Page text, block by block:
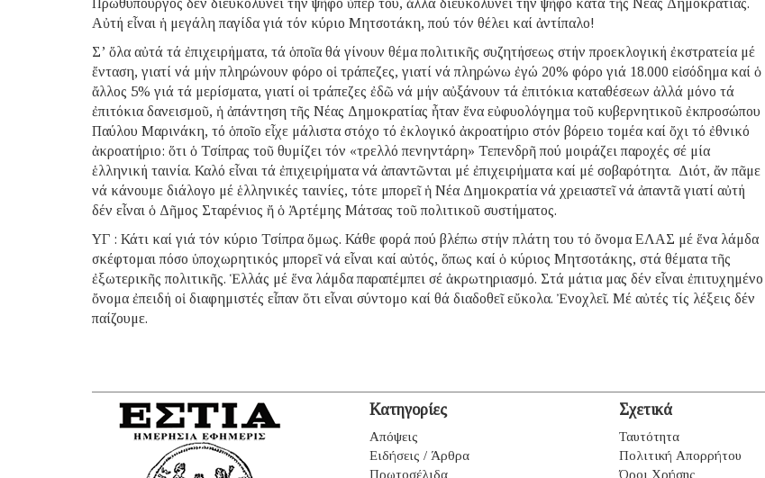
Πρωθυπουργός δέν διευκολύνει τήν ψῆφο ὑπέρ του, ἀλλά διευκολύνει τήν ψῆφο κατά τῆς Νέας Δημοκρατίας.
Αὐτή εἶναι ἡ μεγάλη παγίδα γιά τόν κύριο Μητσοτάκη, πού τόν θέλει καί ἀντίπαλο!
Σ’ ὅλα αὐτά τά ἐπιχειρήματα, τά ὁποῖα θά γίνουν θέμα πολιτικῆς συζητήσεως στήν προεκλογική ἐκστρατεία μέ
ἔνταση, γιατί νά μήν πληρώνουν φόρο οἱ τράπεζες, γιατί νά πληρώνω ἐγώ 20% φόρο γιά 18.000 εἰσόδημα καί ὁ
ἄλλος 5% γιά τά μερίσματα, γιατί οἱ τράπεζες ἐδῶ νά μήν αὐξάνουν τά ἐπιτόκια καταθέσεων ἀλλά μόνο τά
ἐπιτόκια δανεισμοῦ, ἡ ἀπάντηση τῆς Νέας Δημοκρατίας ἦταν ἕνα εὐφυολόγημα τοῦ κυβερνητικοῦ ἐκπροσώπου
Παύλου Μαρινάκη, τό ὁποῖο εἶχε μάλιστα στόχο τό ἐκλογικό ἀκροατήριο στόν βόρειο τομέα καί ὄχι τό ἐθνικό
ἀκροατήριο: ὅτι ὁ Τσίπρας τοῦ θυμίζει τόν «τρελλό πενηντάρη» Τεπενδρῆ πού μοιράζει παροχές σέ μία
ἑλληνική ταινία. Καλό εἶναι τά ἐπιχειρήματα νά ἀπαντῶνται μέ ἐπιχειρήματα καί μέ σοβαρότητα. Διότ, ἄν πᾶμε
νά κάνουμε διάλογο μέ ἑλληνικές ταινίες, τότε μπορεῖ ἡ Νέα Δημοκρατία νά χρειαστεῖ νά ἀπαντᾶ γιατί αὐτή
δέν εἶναι ὁ Δῆμος Σταρένιος ἤ ὁ Ἀρτέμης Μάτσας τοῦ πολιτικοῦ συστήματος.
ΥΓ : Κάτι καί γιά τόν κύριο Τσίπρα ὅμως. Κάθε φορά πού βλέπω στήν πλάτη του τό ὄνομα ΕΛΑΣ μέ ἕνα λάμδα
σκέφτομαι πόσο ὑποχωρητικός μπορεῖ νά εἶναι καί αὐτός, ὅπως καί ὁ κύριος Μητσοτάκης, στά θέματα τῆς
ἐξωτερικῆς πολιτικῆς. Ἑλλάς μέ ἕνα λάμδα παραπέμπει σέ ἀκρωτηριασμό. Στά μάτια μας δέν εἶναι ἐπιτυχημένο
ὄνομα ἐπειδή οἱ διαφημιστές εἶπαν ὅτι εἶναι σύντομο καί θά διαδοθεῖ εὔκολα. Ἐνοχλεῖ. Μέ αὐτές τίς λέξεις δέν
παίζουμε.
Κατηγορίες
Απόψεις
Ειδήσεις / Άρθρα
Πρωτοσέλιδα
Σχετικά
Ταυτότητα
Πολιτική Απορρήτου
Όροι Χρήσης